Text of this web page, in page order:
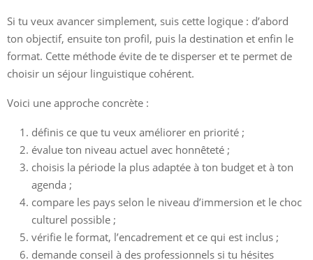
Si tu veux avancer simplement, suis cette logique : d’abord
ton objectif, ensuite ton profil, puis la destination et enfin le
format. Cette méthode évite de te disperser et te permet de
choisir un séjour linguistique cohérent.
Voici une approche concrète :
définis ce que tu veux améliorer en priorité ;
évalue ton niveau actuel avec honnêteté ;
choisis la période la plus adaptée à ton budget et à ton
agenda ;
compare les pays selon le niveau d’immersion et le choc
culturel possible ;
vérifie le format, l’encadrement et ce qui est inclus ;
demande conseil à des professionnels si tu hésites